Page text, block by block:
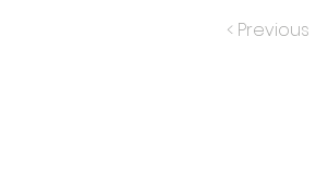
< Previous